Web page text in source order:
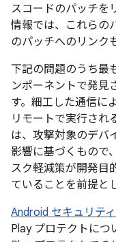
スコードのパッチを
情報では、これらの
のパッチへのリンク
下記の問題のうち最
ンポーネントで発見
す。細工した通信に
リモートで実行され
は、攻撃対象のデバ
影響に基づくもので
スク軽減策が開発目
ていることを前提と
Android セキュリテ
Play プロテクトにつ